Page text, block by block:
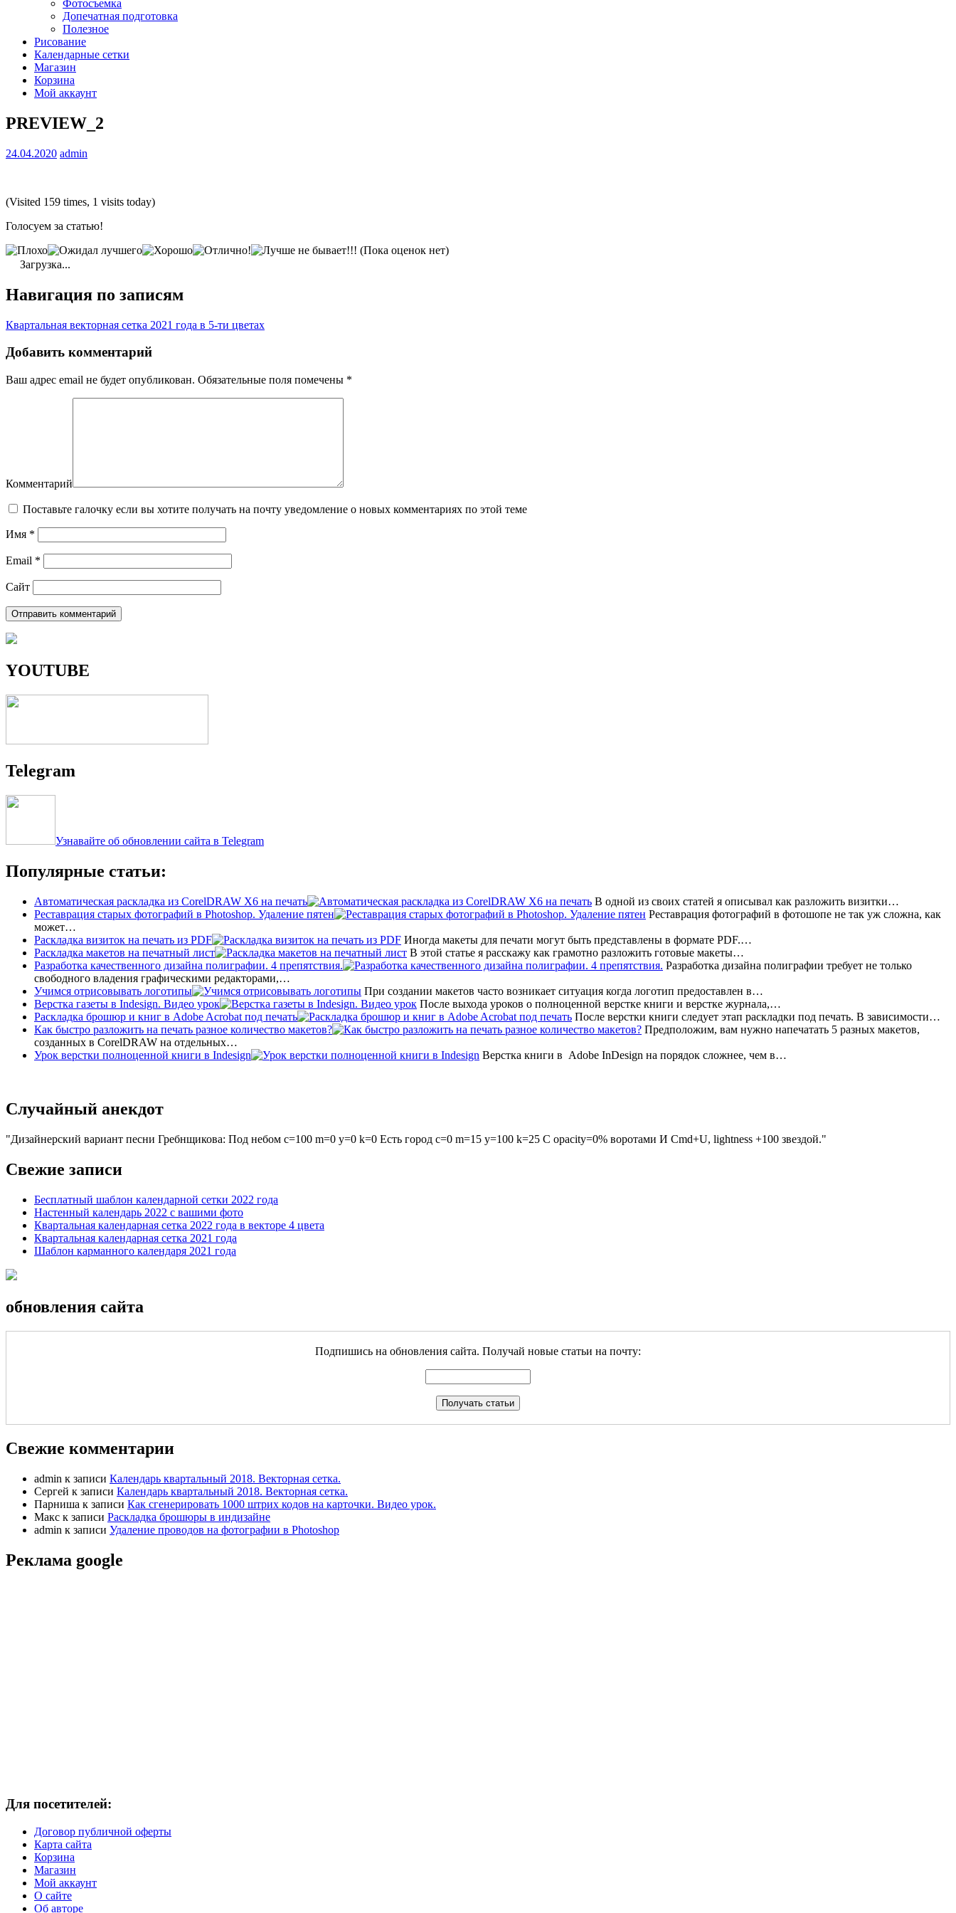
Фотосъемка
Допечатная подготовка
Полезное
Рисование
Календарные сетки
Магазин
Корзина
Мой аккаунт
PREVIEW_2
24.04.2020 admin
(Visited 159 times, 1 visits today)
Голосуем за статью!
(Пока оценок нет)
Загрузка...
Навигация по записям
Квартальная векторная сетка 2021 года в 5-ти цветах
Добавить комментарий
Ваш адрес email не будет опубликован. Обязательные поля помечены *
Комментарий
Поставьте галочку если вы хотите получать на почту уведомление о новых комментариях по этой теме
Имя *
Email *
Сайт
YOUTUBE
Telegram
Узнавайте об обновлении сайта в Telegram
Популярные статьи:
Автоматическая раскладка из CorelDRAW X6 на печать
В одной из своих статей я описывал как разложить визитки…
Реставрация старых фотографий в Photoshop. Удаление пятен
Реставрация фотографий в фотошопе не так уж сложна, как
может…
Раскладка визиток на печать из PDF
Иногда макеты для печати могут быть представлены в формате PDF.…
Раскладка макетов на печатный лист
В этой статье я расскажу как грамотно разложить готовые макеты…
Разработка качественного дизайна полиграфии. 4 препятствия.
Разработка дизайна полиграфии требует не только
свободного владения графическими редакторами,…
Учимся отрисовывать логотипы
При создании макетов часто возникает ситуация когда логотип предоставлен в…
Верстка газеты в Indesign. Видео урок
После выхода уроков о полноценной верстке книги и верстке журнала,…
Раскладка брошюр и книг в Adobe Acrobat под печать
После верстки книги следует этап раскладки под печать. В зависимости…
Как быстро разложить на печать разное количество макетов?
Предположим, вам нужно напечатать 5 разных макетов,
созданных в CorelDRAW на отдельных…
Урок верстки полноценной книги в Indesign
Верстка книги в Adobe InDesign на порядок сложнее, чем в…
Случайный анекдот
Дизайнерский вариант песни Гребнщикова: Под небом с=100 m=0 y=0 k=0 Есть город c=0 m=15 y=100 k=25 С opacity=0% воротами И Cmd+U, lightness +100 звездой.
Свежие записи
Бесплатный шаблон календарной сетки 2022 года
Настенный календарь 2022 с вашими фото
Квартальная календарная сетка 2022 года в векторе 4 цвета
Квартальная календарная сетка 2021 года
Шаблон карманного календаря 2021 года
обновления сайта
Подпишись на обновления сайта. Получай новые статьи на почту:
Свежие комментарии
admin к записи Календарь квартальный 2018. Векторная сетка.
Сергей к записи Календарь квартальный 2018. Векторная сетка.
Парниша к записи Как сгенерировать 1000 штрих кодов на карточки. Видео урок.
Макс к записи Раскладка брошюры в индизайне
admin к записи Удаление проводов на фотографии в Photoshop
Реклама google
Для посетителей:
Договор публичной оферты
Карта сайта
Корзина
Магазин
Мой аккаунт
О сайте
Об авторе